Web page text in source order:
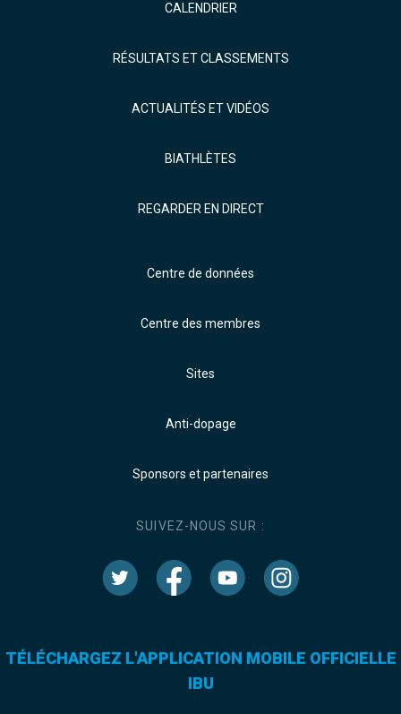
CALENDRIER
RÉSULTATS ET CLASSEMENTS
ACTUALITÉS ET VIDÉOS
BIATHLÈTES
REGARDER EN DIRECT
Centre de données
Centre des membres
Sites
Anti-dopage
Sponsors et partenaires
SUIVEZ-NOUS SUR :
TÉLÉCHARGEZ L'APPLICATION MOBILE OFFICIELLE
IBU